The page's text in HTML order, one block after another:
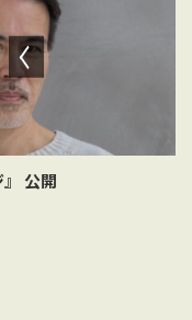
公開